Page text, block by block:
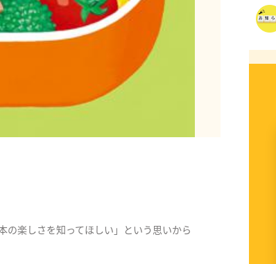
の楽しさを知ってほしい」という思いから